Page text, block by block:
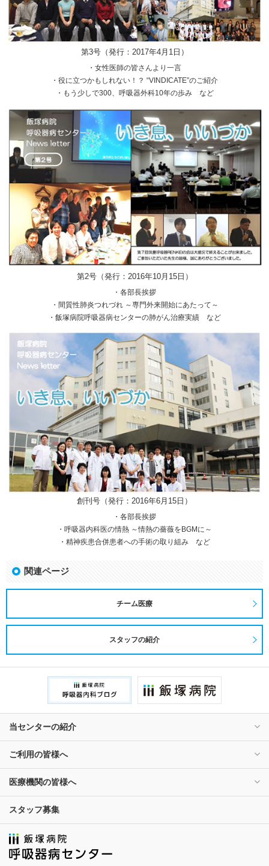
第3号（発行：2017年4月1日）
・女性医師の皆さんより一言
・役に立つかもしれない！？ “VINDICATE”のご紹介
・もう少しで300、呼吸器外科10年の歩み など
第2号（発行：2016年10月15日）
・各部長挨拶
・間質性肺炎つれづれ ～専門外来開始にあたって～
・飯塚病院呼吸器病センターの肺がん治療実績 など
創刊号（発行：2016年6月15日）
・各部長挨拶
・呼吸器内科医の情熱 ～情熱の薔薇をBGMに～
・精神疾患合併患者への手術の取り組み など
関連ページ
チーム医療
スタッフの紹介
当センターの紹介
ご利用の皆様へ
医療機関の皆様へ
スタッフ募集